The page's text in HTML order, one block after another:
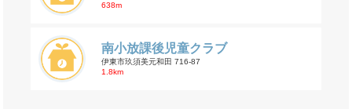
638m
南小放課後児童クラブ
伊東市玖須美元和田 716-87
1.8km